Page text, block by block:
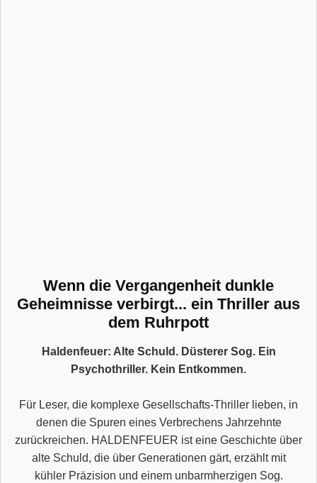
Wenn die Vergangenheit dunkle
Geheimnisse verbirgt... ein Thriller aus
dem Ruhrpott
Haldenfeuer: Alte Schuld. Düsterer Sog. Ein
Psychothriller. Kein Entkommen.
Für Leser, die komplexe Gesellschafts-Thriller lieben, in
denen die Spuren eines Verbrechens Jahrzehnte
zurückreichen. HALDENFEUER ist eine Geschichte über
alte Schuld, die über Generationen gärt, erzählt mit
kühler Präzision und einem unbarmherzigen Sog.